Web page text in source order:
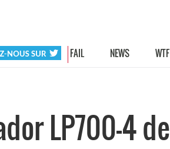
HOT FAIL NEWS WTF
LP700-4 de